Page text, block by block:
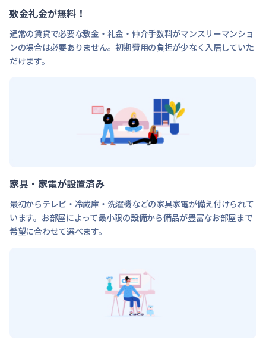
敷金礼金が無料！
通常の賃貸で必要な敷金・礼金・仲介手数料がマンスリーマンショ
ンの場合は必要ありません。初期費用の負担が少なく入居していた
だけます。
家具・家電が設置済み
最初からテレビ・冷蔵庫・洗濯機などの家具家電が備え付けられて
います。お部屋によって最小限の設備から備品が豊富なお部屋まで
希望に合わせて選べます。